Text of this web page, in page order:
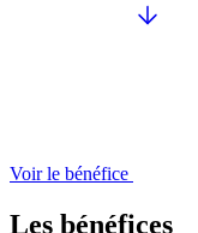
Voir le bénéfice
Les bénéfices